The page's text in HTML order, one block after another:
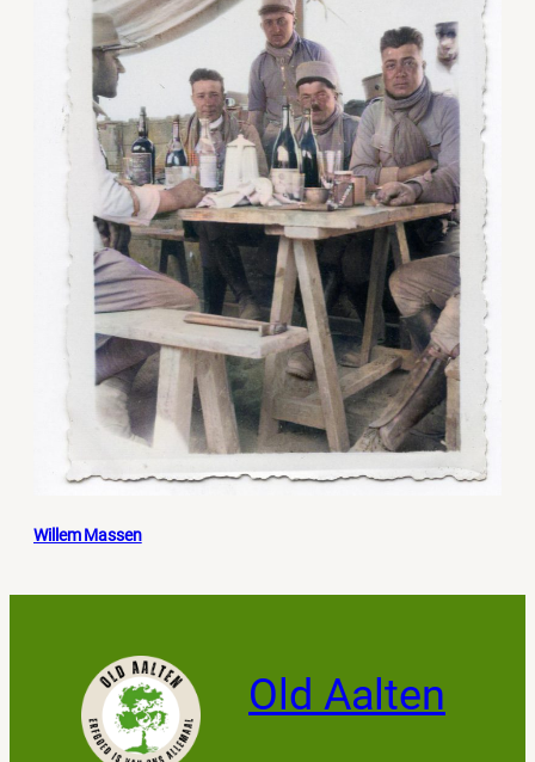
Willem Massen
Old Aalten